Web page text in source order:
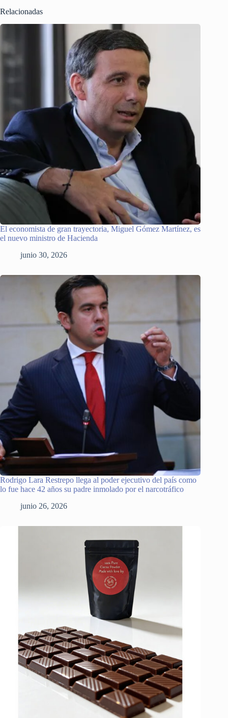
Relacionadas
El economista de gran trayectoria, Miguel Gómez Martínez, es
el nuevo ministro de Hacienda
junio 30, 2026
Rodrigo Lara Restrepo llega al poder ejecutivo del país como
lo fue hace 42 años su padre inmolado por el narcotráfico
junio 26, 2026